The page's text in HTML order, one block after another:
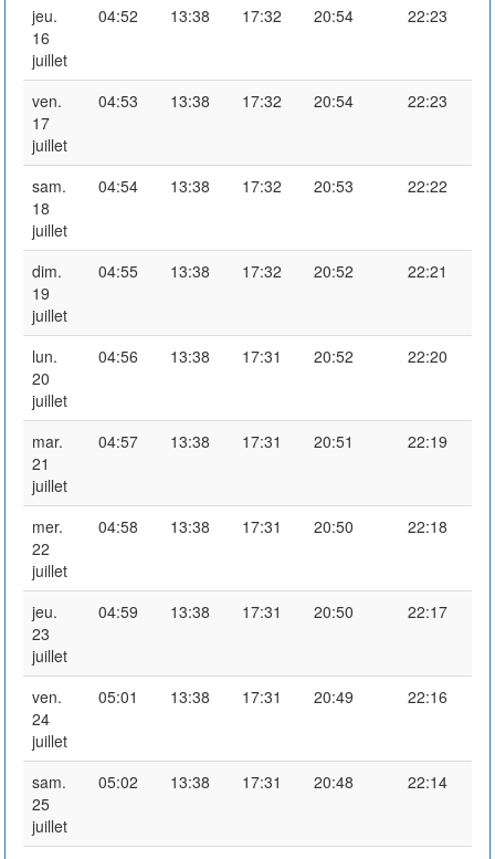
jeu.
16
juillet
04:52 13:38 17:32 20:54 22:23
ven.
17
juillet
04:53 13:38 17:32 20:54 22:23
sam.
18
juillet
04:54 13:38 17:32 20:53 22:22
dim.
19
juillet
04:55 13:38 17:32 20:52 22:21
lun.
20
juillet
04:56 13:38 17:31 20:52 22:20
mar.
21
juillet
04:57 13:38 17:31 20:51 22:19
mer.
22
juillet
04:58 13:38 17:31 20:50 22:18
jeu.
23
juillet
04:59 13:38 17:31 20:50 22:17
ven.
24
juillet
05:01 13:38 17:31 20:49 22:16
sam.
25
juillet
05:02 13:38 17:31 20:48 22:14